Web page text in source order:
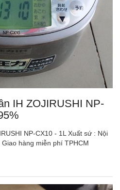
IH ZOJIRUSHI NP-
NP-CX10 - 1L Xuất sứ : Nội
hàng miễn phí TPHCM